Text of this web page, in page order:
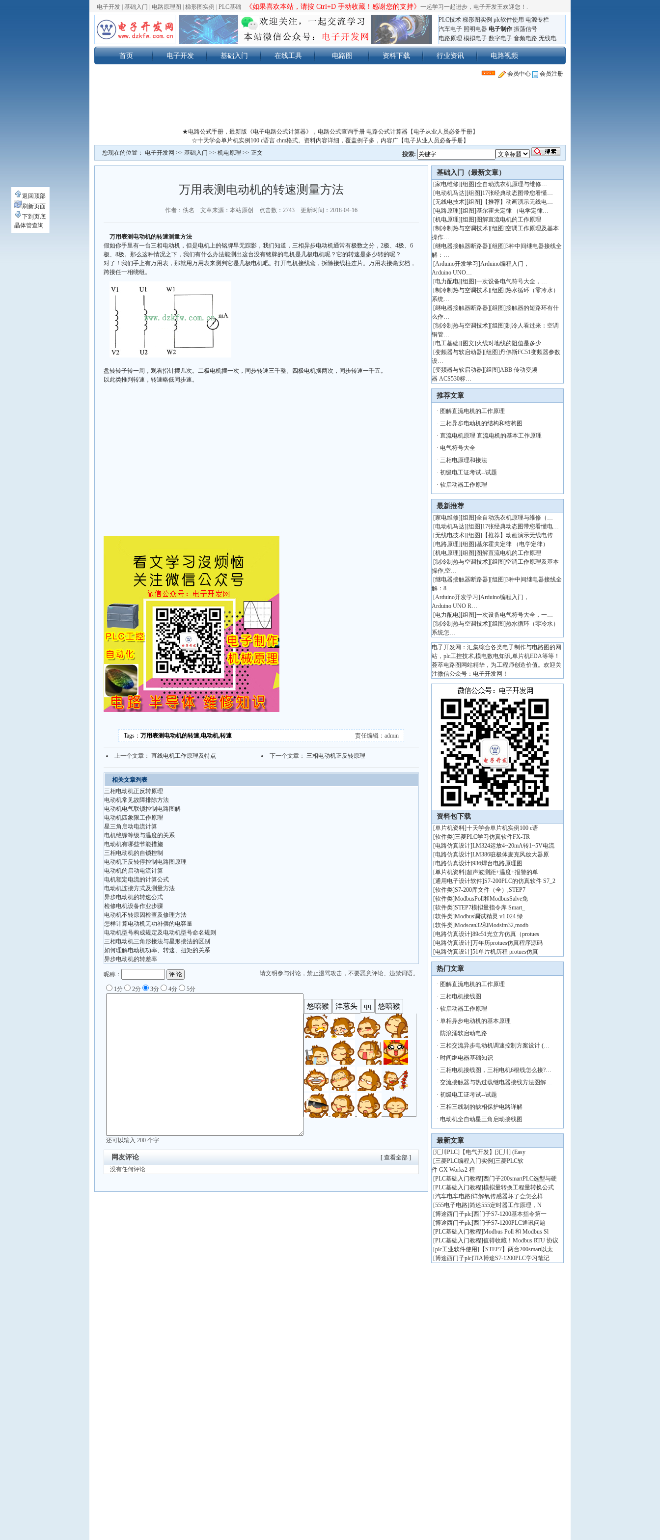
电子开发 基础入门 电路原理图 梯形图实例 PLC基础 《如果喜欢本站，请按 Ctrl+D 手动收藏！感谢您的支持》 一起学习一起进步，电子开发王欢迎您！ .
PLC技术 梯形图实例 plc软件使用 电源专栏
汽车电子 照明电器 电子制作 振荡信号
电路原理 模拟电子 数字电子 音频电路 无线电
首页 电子开发 基础入门 在线工具 电路图 资料下载 行业资讯 电路视频
会员中心 会员注册
★电路公式手册，最新版《电子电路公式计算器》，电路公式查询手册 电路公式计算器【电子从业人员必备手册】
☆十天学会单片机实例100 c语言 chm格式。资料内容详细，覆盖例子多，内容广【电子从业人员必备手册】
搜索:
您现在的位置： 电子开发网 >> 基础入门 >> 机电原理 >> 正文
万用表测电动机的转速测量方法
作者：佚名 文章来源：本站原创 点击数： 2743 更新时间：2018-04-16
万用表测电动机的转速测量方法
假如你手里有一台三相电动机，但是电机上的铭牌早无踪影，我们知道，三相异步电动机通常有极数之分，2极、4极、6
极、8极。那么这种情况之下，我们有什么办法能测出这台没有铭牌的电机是几极电机呢？它的转速是多少转的呢？
对了！我们手上有万用表，那就用万用表来测判它是几极电机吧。打开电机接线盒，拆除接线柱连片。万用表接毫安档，
跨接任一相绕组。
盘转转子转一周，观看指针摆几次。二极电机摆一次，同步转速三千整。四极电机摆两次，同步转速一千五。
以此类推判转速，转速略低同步速。
Tags： 万用表测电动机的转速,电动机,转速 责任编辑：admin
上一个文章： 直线电机工作原理及特点 下一个文章： 三相电动机正反转原理
相关文章列表
三相电动机正反转原理
电动机常见故障排除方法
电动机电气联锁控制电路图解
电动机四象限工作原理
星三角启动电流计算
电机绝缘等级与温度的关系
电动机有哪些节能措施
三相电动机的自锁控制
电动机正反转停控制电路图原理
电动机的启动电流计算
电机额定电流的计算公式
电动机连接方式及测量方法
异步电动机的转速公式
检修电机设备作业步骤
电动机不转原因检查及修理方法
怎样计算电动机无功补偿的电容量
电动机型号构成规定及电动机型号命名规则
三相电动机三角形接法与星形接法的区别
如何理解电动机功率、转速、扭矩的关系
异步电动机的转差率
请文明参与讨论，禁止漫骂攻击，不要恶意评论、违禁词语。
昵称：
1分 2分 3分 4分 5分
还可以输入 200 个字
[ 查看全部 ]
网友评论
没有任何评论
基础入门（最新文章）
[家电维修][组图]全自动洗衣机原理与维修…
[电动机马达][组图]17张经典动态图带您看懂…
[无线电技术][组图] 【推荐】动画演示无线电…
[电路原理][组图]基尔霍夫定律 （电学定律…
[机电原理][组图] 图解直流电机的工作原理
[制冷制热与空调技术][组图]空调工作原理及基本
操作…
[继电器接触器断路器][组图]3种中间继电器接线全
解：…
[Arduino开发学习 ]Arduino编程入门，
Arduino UNO…
[电力配电][组图]一次设备电气符号大全，…
[制冷制热与空调技术][组图]热水循环（零冷水）
系统…
[继电器接触器断路器][组图]接触器的短路环有什
么作…
[制冷制热与空调技术][组图]制冷人看过来：空调
铜管…
[电工基础][图文]火线对地线的阻值是多少…
[变频器与软启动器][组图]丹佛斯FC51变频器参数
设…
[变频器与软启动器][组图]ABB 传动变频
器 ACS530标…
推荐文章
· 图解直流电机的工作原理
· 三相异步电动机的结构和结构图
· 直流电机原理 直流电机的基本工作原理
· 电气符号大全
· 三相电原理和接法
· 初级电工证考试--试题
· 软启动器工作原理
最新推荐
[家电维修][组图]全自动洗衣机原理与维修（…
[电动机马达][组图]17张经典动态图带您看懂电…
[无线电技术][组图] 【推荐】动画演示无线电传…
[电路原理][组图]基尔霍夫定律 （电学定律）
[机电原理][组图] 图解直流电机的工作原理
[制冷制热与空调技术][组图]空调工作原理及基本
操作,空…
[继电器接触器断路器][组图]3种中间继电器接线全
解：8…
[Arduino开发学习 ]Arduino编程入门，
Arduino UNO R…
[电力配电][组图]一次设备电气符号大全，一…
[制冷制热与空调技术][组图]热水循环（零冷水）
系统怎…
电子开发网：汇集综合各类电子制作与电路图的网
站，plc工控技术,模电数电知识,单片机EDA等等！
荟萃电路图网站精华，为工程师创造价值。欢迎关
注微信公众号：电子开发网！
资料包下载
[单片机资料]十天学会单片机实例100 c语
[软件类]三菱PLC学习仿真软件FX-TR
[电路仿真设计]LM324运放4~20mA转1~5V电流
[电路仿真设计]LM386驻极体麦克风放大器原
[电路仿真设计]936焊台电路原理图
[单片机资料]超声波测距+温度+报警的单
[通用电子设计软件]S7-200PLC的仿真软件 S7_2
[软件类]S7-200库文件（全）,STEP7
[软件类]ModbusPoll和ModbusSalve免
[软件类]STEP7模拟量指令库 Smart_
[软件类]Modbus调试精灵 v1.024 绿
[软件类]Modscan32和Modsim32,modb
[电路仿真设计]89c51光立方仿真（protues
[电路仿真设计]万年历protues仿真程序源码
[电路仿真设计]51单片机历程 protues仿真
热门文章
· 图解直流电机的工作原理
· 三相电机接线图
· 软启动器工作原理
· 单相异步电动机的基本原理
· 防浪涌软启动电路
· 三相交流异步电动机调速控制方案设计 (…
· 时间继电器基础知识
· 三相电机接线图，三相电机6根线怎么接?…
· 交流接触器与热过载继电器接线方法图解…
· 初级电工证考试--试题
· 三相三线制的缺相保护电路详解
· 电动机全自动星三角启动接线图
最新文章
[汇川PLC] 【电气开发】[汇川] (Easy
[三菱PLC编程入门实例]三菱PLC软
件 GX Works2 程
[PLC基础入门教程]西门子200smartPLC选型与硬
[PLC基础入门教程]模拟量转换工程量转换公式
[汽车电车电路]详解氧传感器坏了会怎么样
[555电子电路]简述555定时器工作原理，N
[博途西门子plc]西门子S7-1200基本指令第一
[博途西门子plc]西门子S7-1200PLC通讯问题
[PLC基础入门教程]Modbus Poll 和 Modbus Sl
[PLC基础入门教程]值得收藏！Modbus RTU 协议
[plc工业软件使用] 【STEP7】两台200smart以太
[博途西门子plc]TIA博途S7-1200PLC学习笔记
返回顶部
刷新页面
下到页底
晶体管查询